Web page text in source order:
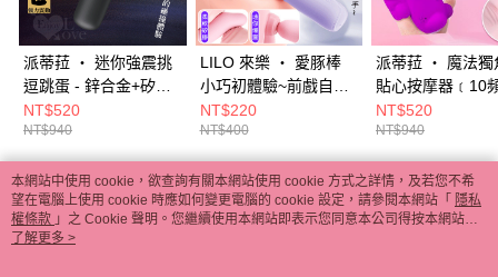
派蒂菈 ‧ 迷你強震挑
逗跳蛋 - 鋅合金+矽膠
極致尊榮﹝12變頻+智
能記憶+精緻小巧+USB
充電﹞ E550341
NT$520
NT$940
LILO 來樂 ‧ 愛豚棒
小巧初體驗~前戲自慰
糕手 矽膠Q彈柔軟10
段變頻爆震迷你棒-淺
紫 E567047
NT$220
NT$400
派蒂菈 ‧ 魔法獨
貼心按摩器﹝10
氣/拍擊/震+小巧
攜+USB充電﹞吸
允 E593181
NT$520
NT$940
熱門標籤
本網站中使用 cookie，欲查詢有關本網站使用 cookie 方式之詳情，及若您不希
望在電腦上使用 cookie 時應如何變更電腦的 cookie 設定，請參閱本網站「 隱私
權條款 」之 Cookie 聲明。您繼續使用本網站即表示您同意本公司得按本網站使
用條款之 Cookie 聲明使用 cookie。
了解更多 >